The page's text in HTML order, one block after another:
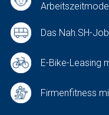
Das Nah.SH-
E-Bike-Leasing
Firmenfitness